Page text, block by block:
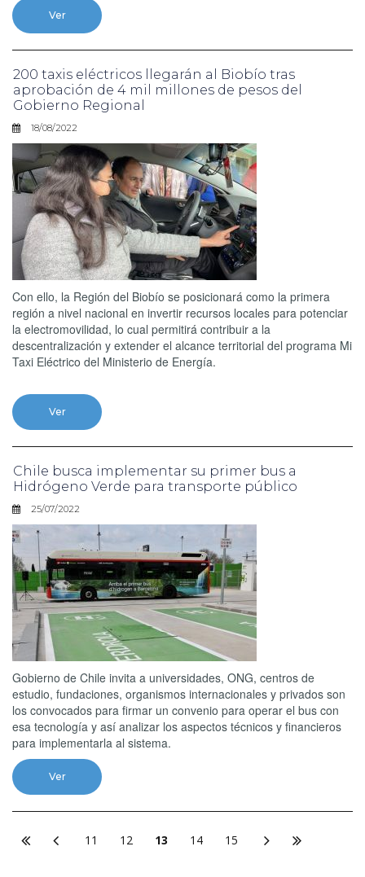
Ver
200 taxis eléctricos llegarán al Biobío tras
aprobación de 4 mil millones de pesos del
Gobierno Regional
18/08/2022
Con ello, la Región del Biobío se posicionará como la primera
región a nivel nacional en invertir recursos locales para potenciar
la electromovilidad, lo cual permitirá contribuir a la
descentralización y extender el alcance territorial del programa Mi
Taxi Eléctrico del Ministerio de Energía.
Ver
Chile busca implementar su primer bus a
Hidrógeno Verde para transporte público
25/07/2022
Gobierno de Chile invita a universidades, ONG, centros de
estudio, fundaciones, organismos internacionales y privados son
los convocados para firmar un convenio para operar el bus con
esa tecnología y así analizar los aspectos técnicos y financieros
para implementarla al sistema.
Ver
11 12 13 14 15